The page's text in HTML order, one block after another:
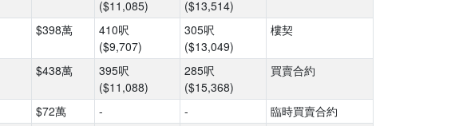
($11,085)
($13,514)
$398萬
410呎
($9,707)
305呎
($13,049)
樓契
$438萬
395呎
($11,088)
285呎
($15,368)
買賣合約
$72萬 - -
臨時買賣合約